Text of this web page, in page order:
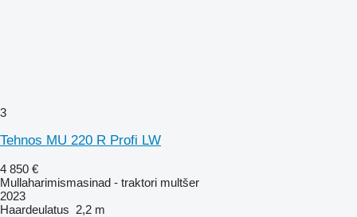
3
Tehnos MU 220 R Profi LW
4 850 €
Mullaharimismasinad - traktori multšer
2023
Haardeulatus 2,2 m